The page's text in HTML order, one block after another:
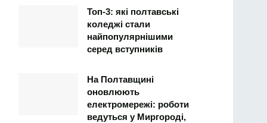
Топ-3: які полтавські
коледжі стали
найпопулярнішими
серед вступників
На Полтавщині
оновлюють
електромережі: роботи
ведуться у Миргороді,